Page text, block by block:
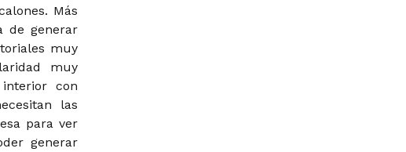
Más
de generar
muy
muy
con
las
para ver
generar